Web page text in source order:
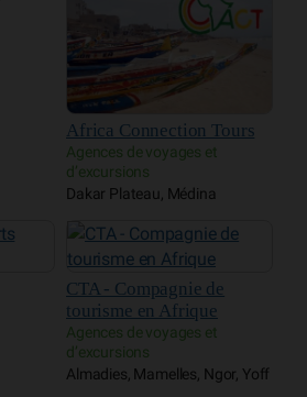
Africa Connection Tours
Agences de voyages et
d’excursions
Dakar Plateau, Médina
CTA - Compagnie de
tourisme en Afrique
Agences de voyages et
d’excursions
Almadies, Mamelles, Ngor, Yoff